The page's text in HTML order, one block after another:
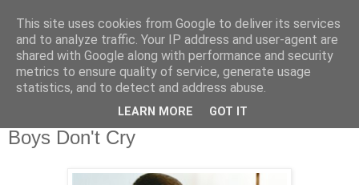
Boys Don't Cry
This site uses cookies from Google to deliver its services
and to analyze traffic. Your IP address and user-agent are
shared with Google along with performance and security
metrics to ensure quality of service, generate usage
statistics, and to detect and address abuse.
LEARN MORE GOT IT